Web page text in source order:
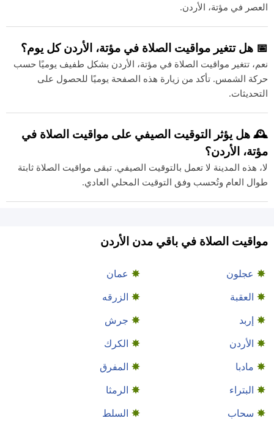
العصر في مؤتة، الأردن.
📅 هل تتغير مواقيت الصلاة في مؤتة، الأردن كل يوم؟
نعم، تتغير مواقيت الصلاة في مؤتة، الأردن بشكل طفيف يوميًا حسب
حركة الشمس. تأكد من زيارة هذه الصفحة يوميًا للحصول على
التحديثات.
🕰️ هل يؤثر التوقيت الصيفي على مواقيت الصلاة في
مؤتة، الأردن؟
لا، هذه المدينة لا تعمل بالتوقيت الصيفي. تبقى مواقيت الصلاة ثابتة
طوال العام وتُحسب وفق التوقيت المحلي العادي.
مواقيت الصلاة في باقي مدن الأردن
عجلون
عمان
العقبة
الزرقه
إربد
جرش
الأردن
الكرك
مادبا
المفرق
البتراء
الرمثا
سحاب
السلط